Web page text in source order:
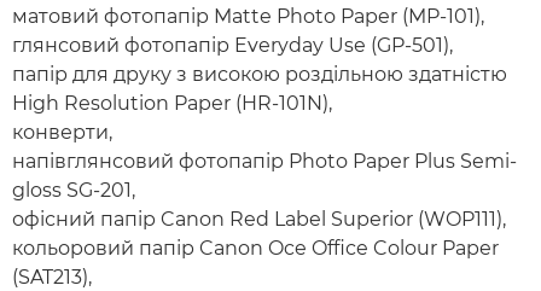
матовий фотопапір Matte Photo Paper (MP-101),
глянсовий фотопапір Everyday Use (GP-501),
папір для друку з високою роздільною здатністю
High Resolution Paper (HR-101N),
конверти,
напівглянсовий фотопапір Photo Paper Plus Semi-
gloss SG-201,
офісний папір Canon Red Label Superior (WOP111),
кольоровий папір Canon Oce Office Colour Paper
(SAT213),